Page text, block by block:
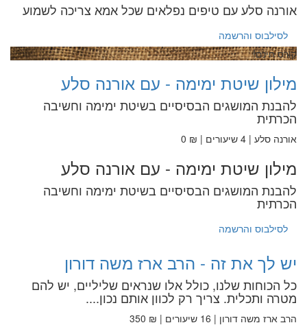
אורנה סלע עם טיפים נפלאים שכל אמא צריכה לשמוע
לסילבוס והרשמה
קורס חינם!
מילון שיטת ימימה - עם אורנה סלע
להבנת המושגים הבסיסיים בשיטת ימימה וחשיבה
הכרתית
אורנה סלע | 4 שיעורים | ₪ 0
מילון שיטת ימימה - עם אורנה סלע
להבנת המושגים הבסיסיים בשיטת ימימה וחשיבה
הכרתית
לסילבוס והרשמה
יש לך את זה - הרב ארז משה דורון
כל הכוחות שלנו, כולל אלו שנראים שליליים, יש להם
מטרה ותכלית. צריך רק לכוון אותם נכון....
הרב ארז משה דורון | 16 שיעורים | ₪ 350